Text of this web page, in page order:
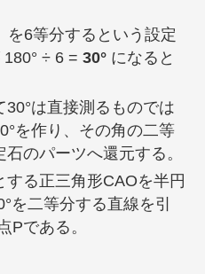
を6等分するという設定
÷ 6 = 30°になると
30°は直接測るものでは
を作り、その角の二等
のパーツへ還元する。
する正三角形CAOを半円
を二等分する直線を引
Pである。